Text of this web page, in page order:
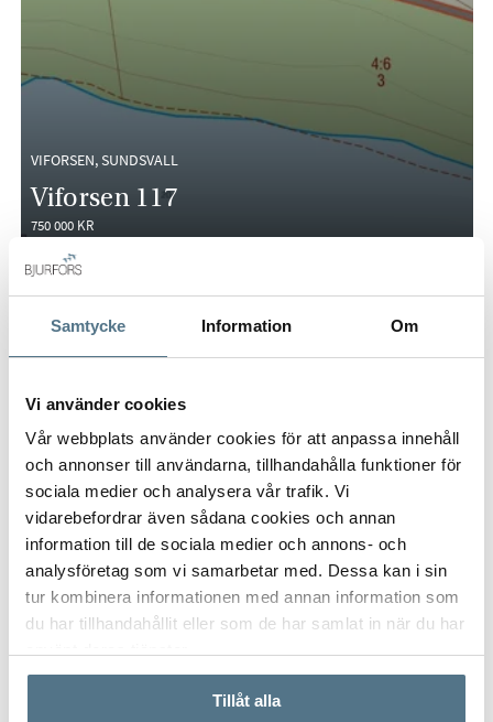
Samtycke Information Om
Vi använder cookies
Vår webbplats använder cookies för att anpassa innehåll
och annonser till användarna, tillhandahålla funktioner för
sociala medier och analysera vår trafik. Vi
vidarebefordrar även sådana cookies och annan
information till de sociala medier och annons- och
analysföretag som vi samarbetar med. Dessa kan i sin
tur kombinera informationen med annan information som
du har tillhandahållit eller som de har samlat in när du har
Tillåt alla
VIFORSEN, SUNDSVALL
Viforsen 117
750 000 KR